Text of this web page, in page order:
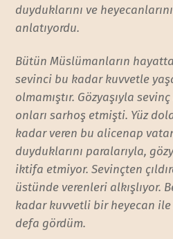
duyduklarını ve
anlatıyordu.
Bütün Müslümanların
sevinci bu kadar kuvvetle
olmamıştır. Gözyaşıyla
onları sarhoş etmişti. Yüz
kadar veren bu alicenap
duyduklarını paralarıyla,
iktifa etmiyor. Sevinçten
üstünde verenleri alkışlıyor.
kadar kuvvetli bir heyecan
defa gördüm.